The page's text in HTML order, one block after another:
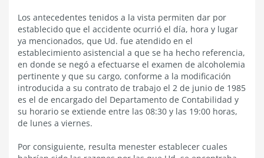
Los antecedentes tenidos a la vista permiten dar por
establecido que el accidente ocurrió el día, hora y lugar
ya mencionados, que Ud. fue atendido en el
establecimiento asistencial a que se ha hecho referencia,
en donde se negó a efectuarse el examen de alcoholemia
pertinente y que su cargo, conforme a la modificación
introducida a su contrato de trabajo el 2 de junio de 1985
es el de encargado del Departamento de Contabilidad y
su horario se extiende entre las 08:30 y las 19:00 horas,
de lunes a viernes.
Por consiguiente, resulta menester establecer cuales